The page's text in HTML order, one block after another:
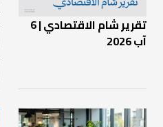
تقرير شام الاقتصادي | 6
آب 2026